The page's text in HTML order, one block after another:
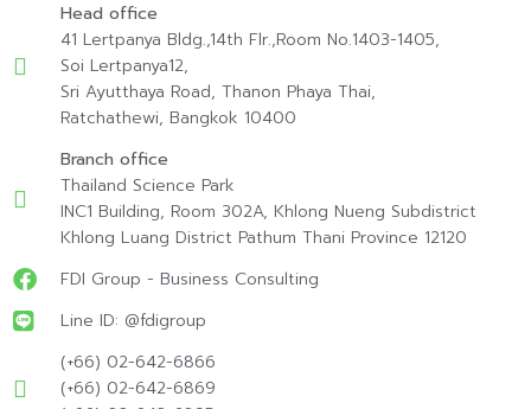
Head office
41 Lertpanya Bldg.,14th Flr.,Room No.1403-1405,
Soi Lertpanya12,
Sri Ayutthaya Road, Thanon Phaya Thai,
Ratchathewi, Bangkok 10400
Branch office
Thailand Science Park
INC1 Building, Room 302A, Khlong Nueng Subdistrict
Khlong Luang District Pathum Thani Province 12120
FDI Group - Business Consulting
Line ID: @fdigroup
(+66) 02-642-6866
(+66) 02-642-6869